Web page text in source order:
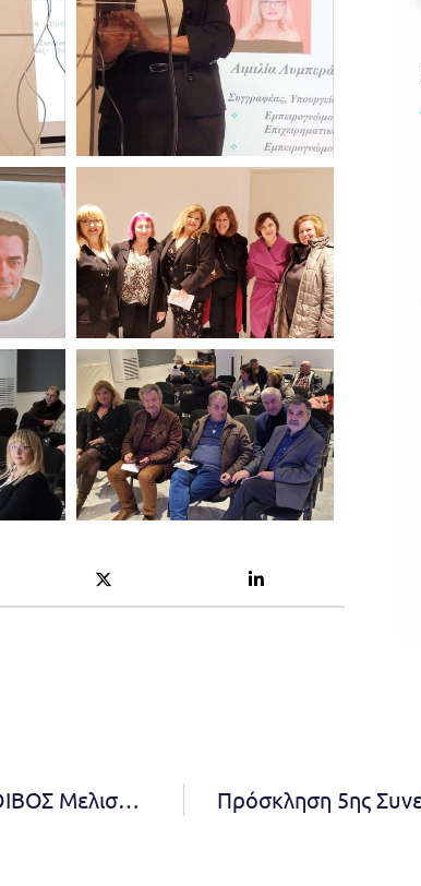
Εκδήλωση από το Δήμο Πεντέλης, το ΣΦΑ ΦΟΙΒΟΣ Μελισσίων και το Χαμόγελο του Παιδιού: «Ψυχική Ανθεκτικότητα και Ενδυνάμωση» – Δευτέρα, 27 Μαρτίου 2023 και ώρα 19:00 στο Πολιτιστικό Κέντρο Μελισσίων